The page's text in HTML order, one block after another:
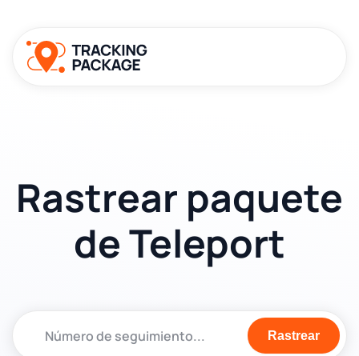
Rastrear paquete
de Teleport
Rastrear